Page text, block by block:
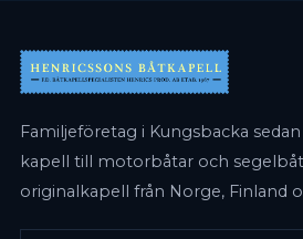
Familjeföretag i Kungsbacka
kapell till motorbåtar och
originalkapell från Norge, Finland